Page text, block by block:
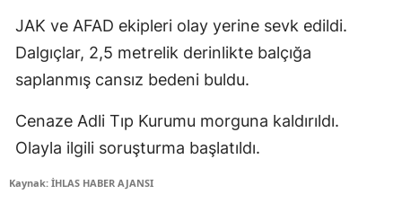
JAK ve AFAD ekipleri olay yerine sevk edildi.
Dalgıçlar, 2,5 metrelik derinlikte balçığa
saplanmış cansız bedeni buldu.
Cenaze Adli Tıp Kurumu morguna kaldırıldı.
Olayla ilgili soruşturma başlatıldı.
Kaynak: İHLAS HABER AJANSI